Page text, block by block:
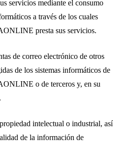
servicios mediante el consumo
a través de los cuales
presta sus servicios.
de correo electrónico de otros
de los sistemas informáticos de
o de terceros y, en su
intelectual o industrial, así
de la información de